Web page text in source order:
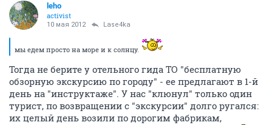
leho
activist
10 мая 2012 Lase4ka
мы едем просто на море и к солнцу.
Тогда не берите у отельного гида ТО "бесплатную
обзорную экскурсию по городу" - ее предлагают в 1-й
день на "инструктаже". У нас "клюнул" только один
турист, по возвращении с "экскурсии" долго ругался:
их целый день возили по дорогим фабрикам,